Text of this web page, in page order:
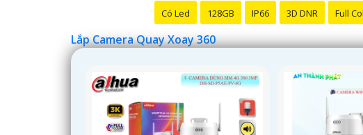
Có Led 128GB IP66 3D DNR Full
Lắp Camera Quay Xoay 360